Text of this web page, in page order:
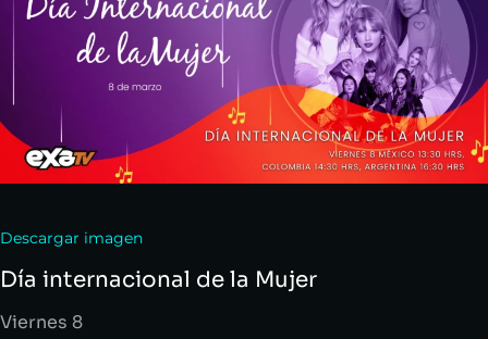
Descargar imagen
Día internacional de la Mujer
Viernes 8